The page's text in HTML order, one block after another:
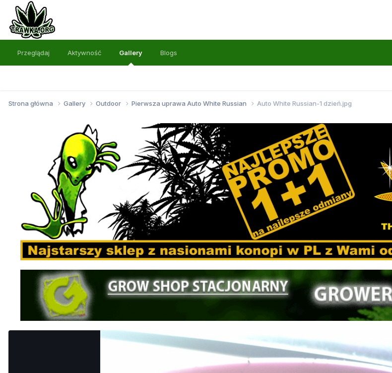
Przeglądaj Aktywność Gallery Blogs
Strona główna Gallery Outdoor Pierwsza uprawa Auto White Russian Auto White Russian-1 dzień.jpg